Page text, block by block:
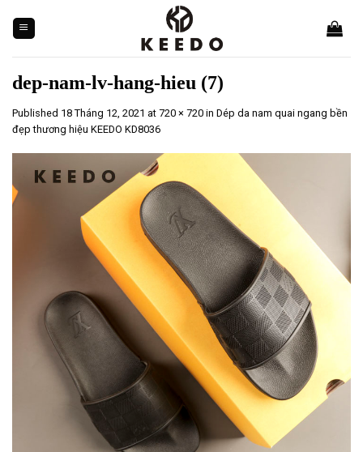
content
dep-nam-lv-hang-hieu (7)
Published 18 Tháng 12, 2021 at 720 × 720 in Dép da nam quai ngang bền
đẹp thương hiệu KEEDO KD8036